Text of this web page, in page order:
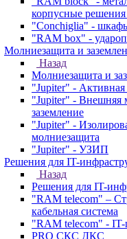
корпусные решения
"Conchiglia" -
"RAM box" -
Молниезащита и
Назад
Молниезащита и
"Jupiter" -
"Jupiter" - Внешняя
заземление
"Jupiter" -
молниезащита
"Jupiter" - УЗИП
Решения для IT-
Назад
Решения для IT-
"RAM telecom" –
кабельная система
"RAM telecom" -
PRO СКС ДКС